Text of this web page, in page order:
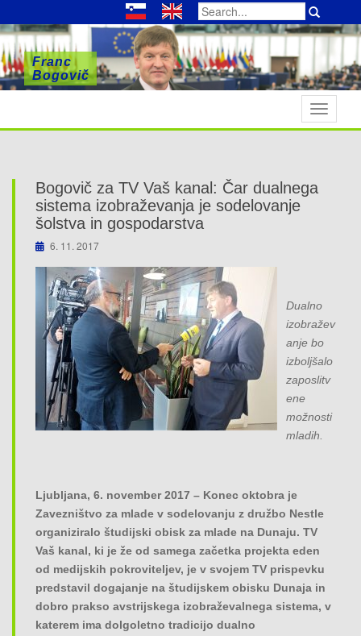
Search
for:
Franc
Bogovič
Franc
Bogovič
Franc
Bogovič
T
o
a
t
i
o
n
Bogovič za TV Vaš kanal: Čar dualnega
sistema izobraževanja je sodelovanje
šolstva in gospodarstva
6. 11. 2017
Dualno
izobražev
anje bo
izboljšalo
zaposlitv
ene
možnosti
mladih.
Ljubljana, 6. november 2017 – Konec oktobra je
Zavezništvo za mlade v sodelovanju z družbo Nestle
organiziralo študijski obisk za mlade na Dunaju. TV
Vaš kanal, ki je že od samega začetka projekta eden
od medijskih pokroviteljev, je v svojem TV prispevku
predstavil dogajanje na študijskem obisku Dunaja in
dobro prakso avstrijskega izobraževalnega sistema, v
katerem ima dolgoletno tradicijo dualno